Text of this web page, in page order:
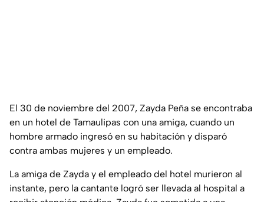
El 30 de noviembre del 2007, Zayda Peña se encontraba
en un hotel de Tamaulipas con una amiga, cuando un
hombre armado ingresó en su habitación y disparó
contra ambas mujeres y un empleado.
La amiga de Zayda y el empleado del hotel murieron al
instante, pero la cantante logró ser llevada al hospital a